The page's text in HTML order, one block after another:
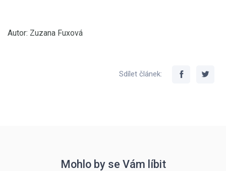
Autor: Zuzana Fuxová
Sdílet článek:
Mohlo by se Vám líbit